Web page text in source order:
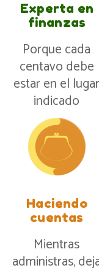
Experta en
finanzas
Porque cada
centavo debe
estar en el lugar
indicado
Haciendo
cuentas
Mientras
administras,